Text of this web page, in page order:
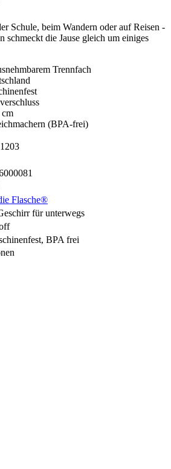
Schule, beim Wandern oder auf Reisen -
schmeckt die Jause gleich um einiges
Trennfach
(BPA-frei)
Flasche®
für unterwegs
BPA frei